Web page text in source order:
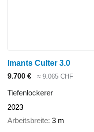
Imants Culter 3.0
9.700 €
≈ 9.065 CHF
Tiefenlockerer
2023
Arbeitsbreite 3 m